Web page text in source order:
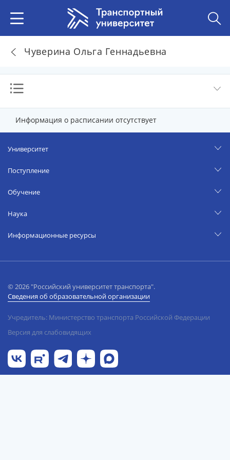
Чуверина Ольга Геннадьевна
Информация о расписании отсутствует
Университет
Поступление
Обучение
Наука
Информационные ресурсы
© 2026 "Российский университет транспорта".
Сведения об образовательной организации
Учредитель: Министерство транспорта Российской Федерации
Версия для слабовидящих